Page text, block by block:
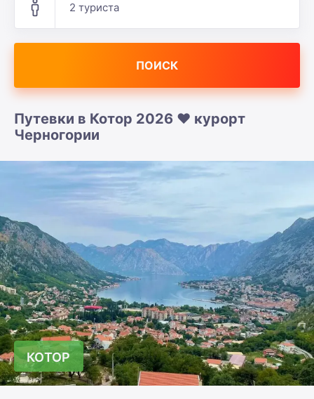
2 туриста
ПОИСК
Путевки в Котор 2026 ❤️ курорт
Черногории
КОТОР